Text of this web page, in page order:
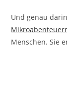
Und genau
Menschen. Sie